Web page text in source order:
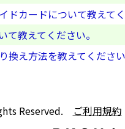
ドカードについて教えて
て教えてください。
換え方法を教えてくださ
Reserved. ご利用規約